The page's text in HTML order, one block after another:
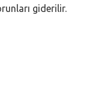
giderilir.